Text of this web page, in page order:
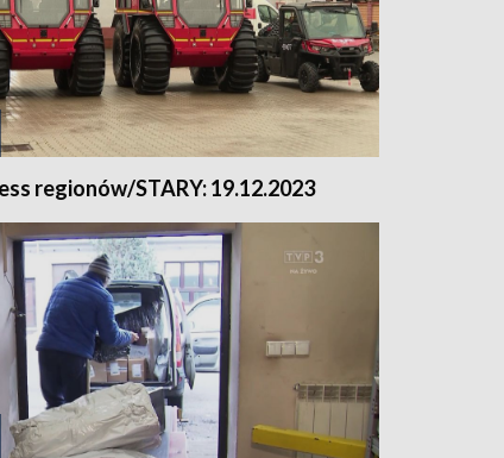
regionów/STARY: 19.12.2023